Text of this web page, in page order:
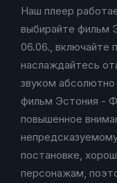
Наш плеер
выбирайте фильм
06.06., включайте
наслаждайтесь
звуком
фильм Эстония -
повышенное
постановке,
персонажам,